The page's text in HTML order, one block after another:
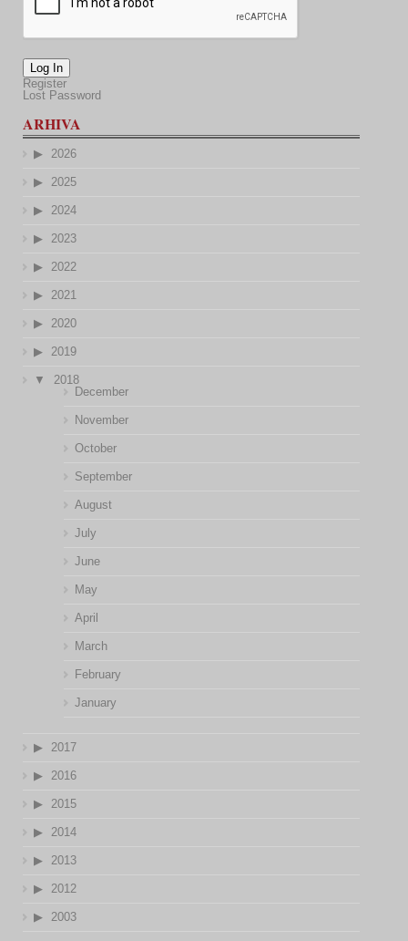
Log In
Register
Lost Password
ARHIVA
2026
2025
2024
2023
2022
2021
2020
2019
2018
December
November
October
September
August
July
June
May
April
March
February
January
2017
2016
2015
2014
2013
2012
2003